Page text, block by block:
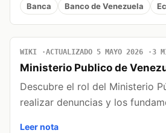
Banca Banco de Venezuela
WIKI ACTUALIZADO 5 MAYO 2026 3
Ministerio Publico de
Descubre el rol del Ministerio
realizar denuncias y los
Leer nota